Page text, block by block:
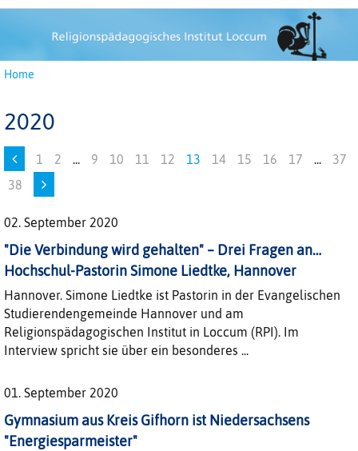
Home
2020
1 2 ... 9 10 11 12 13 14 15 16 17 ...
37
38
02. September 2020
"Die Verbindung wird gehalten" – Drei Fragen an…
Hochschul-Pastorin Simone Liedtke, Hannover
Hannover. Simone Liedtke ist Pastorin in der Evangelischen
Studierendengemeinde Hannover und am
Religionspädagogischen Institut in Loccum (RPI). Im
Interview spricht sie über ein besonderes ...
01. September 2020
Gymnasium aus Kreis Gifhorn ist Niedersachsens
"Energiesparmeister"